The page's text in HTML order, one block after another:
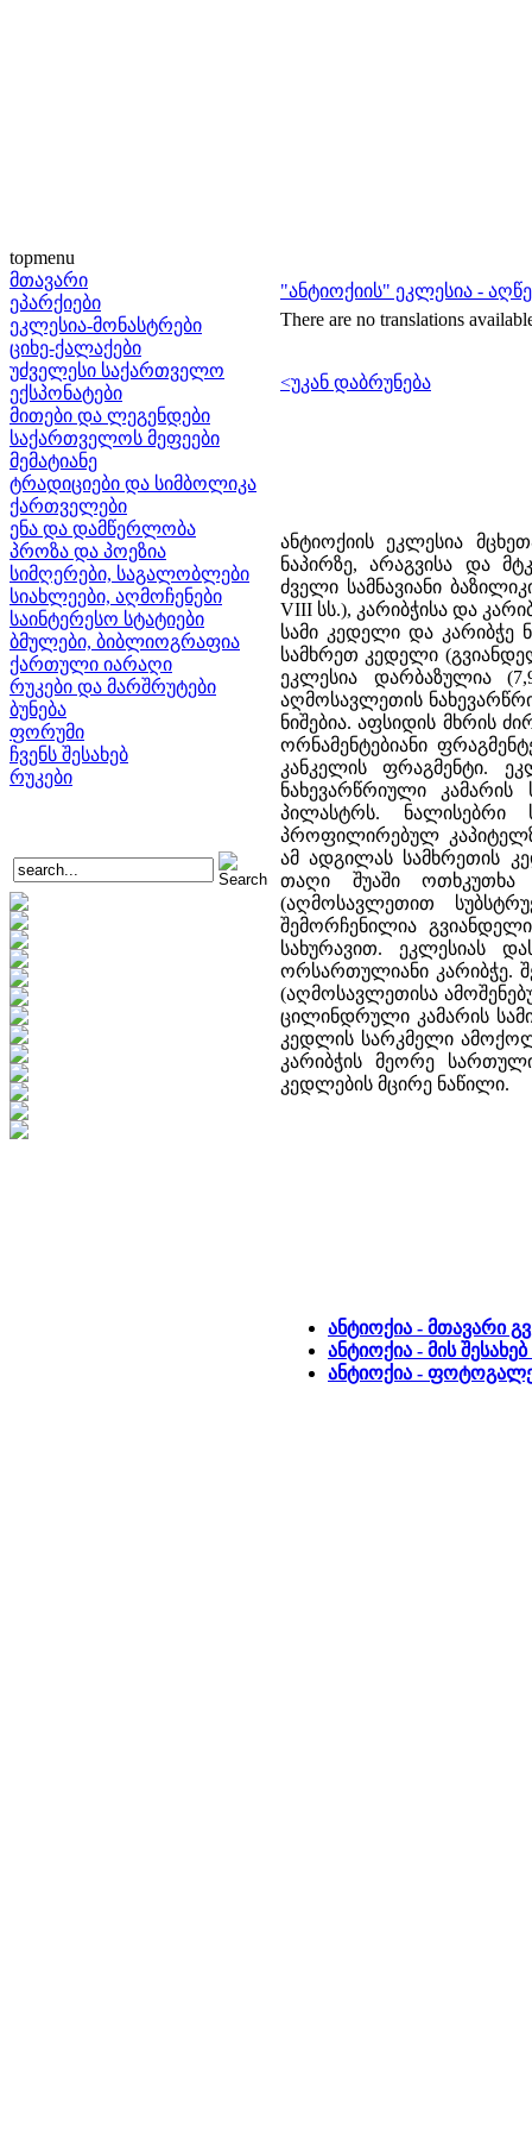
topmenu
მთავარი
ეპარქიები
ეკლესია-მონასტრები
ციხე-ქალაქები
უძველესი საქართველო
ექსპონატები
მითები და ლეგენდები
საქართველოს მეფეები
მემატიანე
ტრადიციები და სიმბოლიკა
ქართველები
ენა და დამწერლობა
პროზა და პოეზია
სიმღერები, საგალობლები
სიახლეები, აღმოჩენები
საინტერესო სტატიები
ბმულები, ბიბლიოგრაფია
ქართული იარაღი
რუკები და მარშრუტები
ბუნება
ფორუმი
ჩვენს შესახებ
რუკები
"ანტიოქიის" ეკლესია -
There are no translations
<უკან დაბრუნება
ანტიოქიის ეკლესია
ნაპირზე, არაგვისა და
ძველი სამნავიანი
VIII სს.), კარიბჭისა და
სამი კედელი და კარიბჭე
სამხრეთ კედელი
ეკლესია დარბაზულია
აღმოსავლეთის
ნიშებია. აფსიდის მხრის
ორნამენტებიანი
კანკელის ფრაგმენტი.
ნახევარწრიული
პილასტრს.
პროფილირებულ
ამ ადგილას სამხრეთის
თაღი შუაში ოთხკუთხა
(აღმოსავლეთით
შემორჩენილია
სახურავით. ეკლესიას
ორსართულიანი კარიბჭე.
(აღმოსავლეთისა
ცილინდრული კამარის
კედლის სარკმელი
კარიბჭის მეორე
კედლების მცირე ნაწილი.
ანტიოქია - მთავარი
ანტიოქია - მის
ანტიოქია -